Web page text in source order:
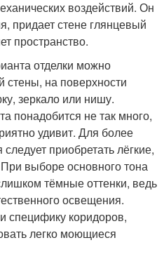
воздействий. Он
придает стене глянцевый
пространство.
отделки можно
стены, на поверхности
зеркало или нишу.
понадобится не так много,
удивит. Для более
приобретать лёгкие,
выборе основного тона
тёмные оттенки, ведь
освещения.
специфику коридоров,
легко моющиеся